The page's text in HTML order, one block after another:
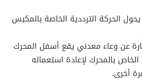
يحول الحركة الترددية الخاصة بالمكبس
عن وعاء معدني يقع أسفل المحرك
بالمحرك لإعادة استعماله
أخرى.